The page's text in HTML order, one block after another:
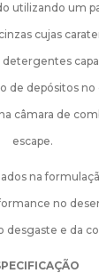
utilizando um
cujas
de depósitos no
câmara de
escape.
na
no
desgaste e da